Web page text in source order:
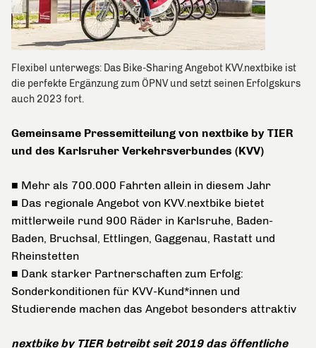
Flexibel unterwegs: Das Bike-Sharing Angebot KVV.nextbike ist
die perfekte Ergänzung zum ÖPNV und setzt seinen Erfolgskurs
auch 2023 fort.
Gemeinsame Pressemitteilung von nextbike by TIER
und des Karlsruher Verkehrsverbundes (KVV)
■ Mehr als 700.000 Fahrten allein in diesem Jahr
■ Das regionale Angebot von KVV.nextbike bietet
mittlerweile rund 900 Räder in Karlsruhe, Baden-
Baden, Bruchsal, Ettlingen, Gaggenau, Rastatt und
Rheinstetten
■ Dank starker Partnerschaften zum Erfolg:
Sonderkonditionen für KVV-Kund*innen und
Studierende machen das Angebot besonders attraktiv
nextbike by TIER betreibt seit 2019 das öffentliche